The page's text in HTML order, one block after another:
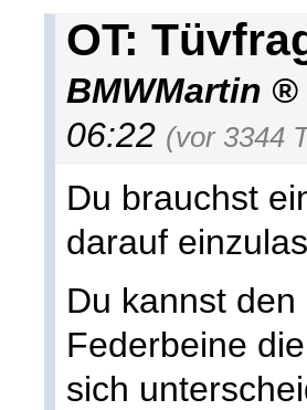
OT:
BMWMartin
06:22 (vor 3344
Du brauchst
darauf
Du kannst
Federbeine
sich